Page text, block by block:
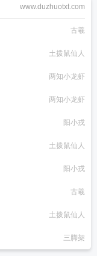
www.duzhuotxt.com
古羲
土拨鼠仙人
两知小龙虾
两知小龙虾
阳小戎
土拨鼠仙人
阳小戎
古羲
土拨鼠仙人
三脚架